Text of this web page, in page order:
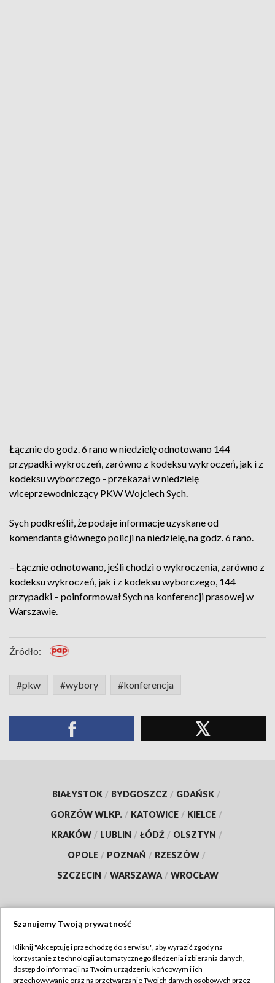
Łącznie do godz. 6 rano w niedzielę odnotowano 144
przypadki wykroczeń, zarówno z kodeksu wykroczeń, jak i z
kodeksu wyborczego - przekazał w niedzielę
wiceprzewodniczący PKW Wojciech Sych.
Sych podkreślił, że podaje informacje uzyskane od
komendanta głównego policji na niedzielę, na godz. 6 rano.
– Łącznie odnotowano, jeśli chodzi o wykroczenia, zarówno z
kodeksu wykroczeń, jak i z kodeksu wyborczego, 144
przypadki – poinformował Sych na konferencji prasowej w
Warszawie.
Źródło:
#pkw #wybory #konferencja
BIAŁYSTOK / BYDGOSZCZ / GDAŃSK /
GORZÓW WLKP. / KATOWICE / KIELCE /
KRAKÓW / LUBLIN / ŁÓDŹ / OLSZTYN /
OPOLE / POZNAŃ / RZESZÓW /
SZCZECIN / WARSZAWA / WROCŁAW
TVP
Szanujemy Twoją prywatność
Kliknij "Akceptuję i przechodzę do serwisu", aby wyrazić zgody na
korzystanie z technologii automatycznego śledzenia i zbierania danych,
dostęp do informacji na Twoim urządzeniu końcowym i ich
przechowywanie oraz na przetwarzanie Twoich danych osobowych przez